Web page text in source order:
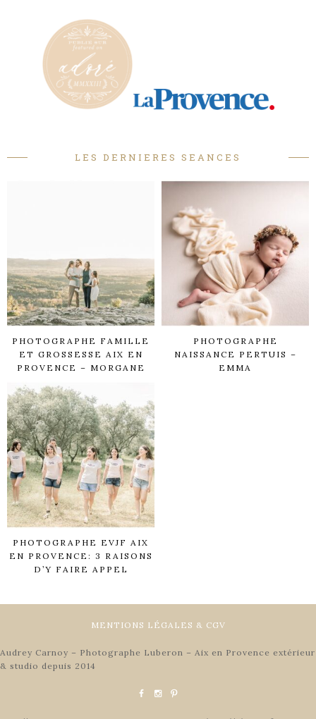
LES DERNIERES SEANCES
PHOTOGRAPHE FAMILLE
ET GROSSESSE AIX EN
PROVENCE – MORGANE
PHOTOGRAPHE
NAISSANCE PERTUIS –
EMMA
PHOTOGRAPHE EVJF AIX
EN PROVENCE: 3 RAISONS
D’Y FAIRE APPEL
MENTIONS LÉGALES & CGV
Audrey Carnoy – Photographe Luberon – Aix en Provence extérieur
& studio depuis 2014